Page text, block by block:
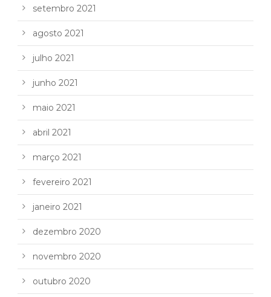
setembro 2021
agosto 2021
julho 2021
junho 2021
maio 2021
abril 2021
março 2021
fevereiro 2021
janeiro 2021
dezembro 2020
novembro 2020
outubro 2020